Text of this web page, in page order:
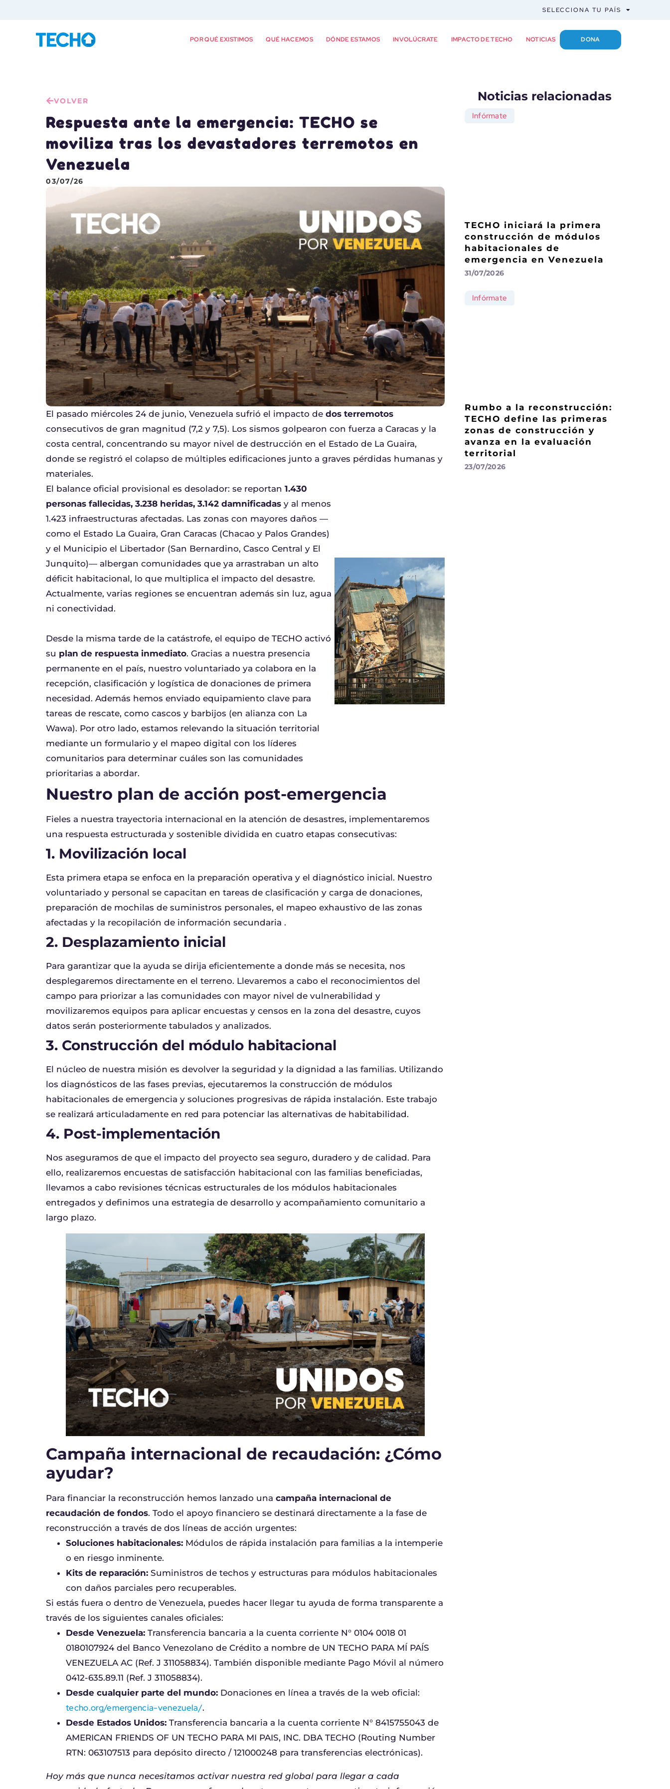
SELECCIONA TU PAÍS
POR QUÉ EXISTIMOS QUÉ HACEMOS DÓNDE ESTAMOS INVOLÚCRATE IMPACTO DE TECHO NOTICIAS DONA
VOLVER
Respuesta ante la emergencia: TECHO se
moviliza tras los devastadores terremotos en
Venezuela
03/07/26
El pasado miércoles 24 de junio, Venezuela sufrió el impacto de dos terremotos
consecutivos de gran magnitud (7,2 y 7,5). Los sismos golpearon con fuerza a Caracas y la
costa central, concentrando su mayor nivel de destrucción en el Estado de La Guaira,
donde se registró el colapso de múltiples edificaciones junto a graves pérdidas humanas y
materiales.
El balance oficial provisional es desolador: se reportan 1.430
personas fallecidas, 3.238 heridas, 3.142 damnificadas y al menos
1.423 infraestructuras afectadas. Las zonas con mayores daños —
como el Estado La Guaira, Gran Caracas (Chacao y Palos Grandes)
y el Municipio el Libertador (San Bernardino, Casco Central y El
Junquito)— albergan comunidades que ya arrastraban un alto
déficit habitacional, lo que multiplica el impacto del desastre.
Actualmente, varias regiones se encuentran además sin luz, agua
ni conectividad.
Desde la misma tarde de la catástrofe, el equipo de TECHO activó
su plan de respuesta inmediato. Gracias a nuestra presencia
permanente en el país, nuestro voluntariado ya colabora en la
recepción, clasificación y logística de donaciones de primera
necesidad. Además hemos enviado equipamiento clave para
tareas de rescate, como cascos y barbijos (en alianza con La
Wawa). Por otro lado, estamos relevando la situación territorial
mediante un formulario y el mapeo digital con los líderes
comunitarios para determinar cuáles son las comunidades
prioritarias a abordar.
Nuestro plan de acción post-emergencia
‎Fieles a nuestra trayectoria internacional en la atención de desastres, implementaremos
una respuesta estructurada y sostenible dividida en cuatro etapas consecutivas:
1. Movilización local
Esta primera etapa se enfoca en la preparación operativa y el diagnóstico inicial. Nuestro
voluntariado y personal se capacitan en tareas de clasificación y carga de donaciones,
preparación de mochilas de suministros personales, el mapeo exhaustivo de las zonas
afectadas y la recopilación de información secundaria .
2. Desplazamiento inicial
Para garantizar que la ayuda se dirija eficientemente a donde más se necesita, nos
desplegaremos directamente en el terreno. Llevaremos a cabo el reconocimientos del
campo para priorizar a las comunidades con mayor nivel de vulnerabilidad y
movilizaremos equipos para aplicar encuestas y censos en la zona del desastre, cuyos
datos serán posteriormente tabulados y analizados.
3. Construcción del módulo habitacional
El núcleo de nuestra misión es devolver la seguridad y la dignidad a las familias. Utilizando
los diagnósticos de las fases previas, ejecutaremos la construcción de módulos
habitacionales de emergencia y soluciones progresivas de rápida instalación. Este trabajo
se realizará articuladamente en red para potenciar las alternativas de habitabilidad.
4. Post-implementación
Nos aseguramos de que el impacto del proyecto sea seguro, duradero y de calidad. Para
ello, realizaremos encuestas de satisfacción habitacional con las familias beneficiadas,
llevamos a cabo revisiones técnicas estructurales de los módulos habitacionales
entregados y definimos una estrategia de desarrollo y acompañamiento comunitario a
largo plazo.
Campaña internacional de recaudación: ¿Cómo
ayudar?
Para financiar la reconstrucción hemos lanzado una campaña internacional de
recaudación de fondos. Todo el apoyo financiero se destinará directamente a la fase de
reconstrucción a través de dos líneas de acción urgentes:
Soluciones habitacionales: Módulos de rápida instalación para familias a la intemperie
o en riesgo inminente.
Kits de reparación: Suministros de techos y estructuras para módulos habitacionales
con daños parciales pero recuperables.
Si estás fuera o dentro de Venezuela, puedes hacer llegar tu ayuda de forma transparente a
través de los siguientes canales oficiales:
Desde Venezuela: Transferencia bancaria a la cuenta corriente N° 0104 0018 01
0180107924 del Banco Venezolano de Crédito a nombre de UN TECHO PARA MÍ PAÍS
VENEZUELA AC (Ref. J 311058834). También disponible mediante Pago Móvil al número
0412-635.89.11 (Ref. J 311058834).
Desde cualquier parte del mundo: Donaciones en línea a través de la web oficial:
techo.org/emergencia-venezuela/.
Desde Estados Unidos: Transferencia bancaria a la cuenta corriente N° 8415755043 de
AMERICAN FRIENDS OF UN TECHO PARA MI PAIS, INC. DBA TECHO (Routing Number
RTN: 063107513 para depósito directo / 121000248 para transferencias electrónicas).
‎Hoy más que nunca necesitamos activar nuestra red global para llegar a cada
Noticias relacionadas
TECHO iniciará la primera
construcción de módulos
habitacionales de
emergencia en Venezuela
31/07/2026
Infórmate
Rumbo a la reconstrucción:
TECHO define las primeras
zonas de construcción y
avanza en la evaluación
territorial
23/07/2026
Infórmate